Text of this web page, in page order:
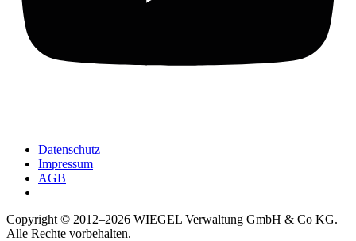
Datenschutz
Impressum
AGB
Copyright © 2012–2026 WIEGEL Verwaltung GmbH & Co KG.
Alle Rechte vorbehalten.